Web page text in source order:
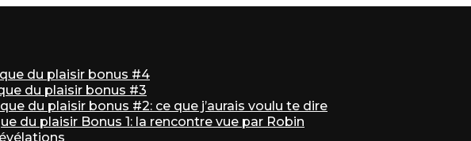
du plaisir bonus #4
du plaisir bonus #3
du plaisir bonus #2: ce que j’aurais voulu te dire
du plaisir Bonus 1: la rencontre vue par Robin